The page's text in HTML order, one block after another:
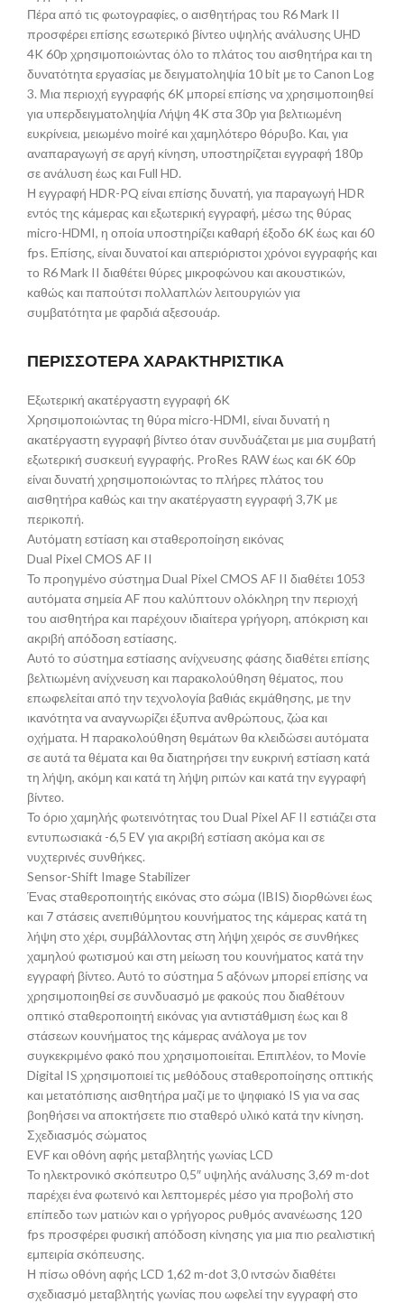
Πέρα από τις φωτογραφίες, ο αισθητήρας του R6 Mark II
προσφέρει επίσης εσωτερικό βίντεο υψηλής ανάλυσης UHD
4K 60p χρησιμοποιώντας όλο το πλάτος του αισθητήρα και τη
δυνατότητα εργασίας με δειγματοληψία 10 bit με το Canon Log
3. Μια περιοχή εγγραφής 6K μπορεί επίσης να χρησιμοποιηθεί
για υπερδειγματοληψία Λήψη 4K στα 30p για βελτιωμένη
ευκρίνεια, μειωμένο moiré και χαμηλότερο θόρυβο. Και, για
αναπαραγωγή σε αργή κίνηση, υποστηρίζεται εγγραφή 180p
σε ανάλυση έως και Full HD.
Η εγγραφή HDR-PQ είναι επίσης δυνατή, για παραγωγή HDR
εντός της κάμερας και εξωτερική εγγραφή, μέσω της θύρας
micro-HDMI, η οποία υποστηρίζει καθαρή έξοδο 6K έως και 60
fps. Επίσης, είναι δυνατοί και απεριόριστοι χρόνοι εγγραφής και
το R6 Mark II διαθέτει θύρες μικροφώνου και ακουστικών,
καθώς και παπούτσι πολλαπλών λειτουργιών για
συμβατότητα με φαρδιά αξεσουάρ.
ΠΕΡΙΣΣΟΤΕΡΑ ΧΑΡΑΚΤΗΡΙΣΤΙΚΑ
Εξωτερική ακατέργαστη εγγραφή 6K
Χρησιμοποιώντας τη θύρα micro-HDMI, είναι δυνατή η
ακατέργαστη εγγραφή βίντεο όταν συνδυάζεται με μια συμβατή
εξωτερική συσκευή εγγραφής. ProRes RAW έως και 6K 60p
είναι δυνατή χρησιμοποιώντας το πλήρες πλάτος του
αισθητήρα καθώς και την ακατέργαστη εγγραφή 3,7K με
περικοπή.
Αυτόματη εστίαση και σταθεροποίηση εικόνας
Dual Pixel CMOS AF II
Το προηγμένο σύστημα Dual Pixel CMOS AF II διαθέτει 1053
αυτόματα σημεία AF που καλύπτουν ολόκληρη την περιοχή
του αισθητήρα και παρέχουν ιδιαίτερα γρήγορη, απόκριση και
ακριβή απόδοση εστίασης.
Αυτό το σύστημα εστίασης ανίχνευσης φάσης διαθέτει επίσης
βελτιωμένη ανίχνευση και παρακολούθηση θέματος, που
επωφελείται από την τεχνολογία βαθιάς εκμάθησης, με την
ικανότητα να αναγνωρίζει έξυπνα ανθρώπους, ζώα και
οχήματα. Η παρακολούθηση θεμάτων θα κλειδώσει αυτόματα
σε αυτά τα θέματα και θα διατηρήσει την ευκρινή εστίαση κατά
τη λήψη, ακόμη και κατά τη λήψη ριπών και κατά την εγγραφή
βίντεο.
Το όριο χαμηλής φωτεινότητας του Dual Pixel AF II εστιάζει στα
εντυπωσιακά -6,5 EV για ακριβή εστίαση ακόμα και σε
νυχτερινές συνθήκες.
Sensor-Shift Image Stabilizer
Ένας σταθεροποιητής εικόνας στο σώμα (IBIS) διορθώνει έως
και 7 στάσεις ανεπιθύμητου κουνήματος της κάμερας κατά τη
λήψη στο χέρι, συμβάλλοντας στη λήψη χειρός σε συνθήκες
χαμηλού φωτισμού και στη μείωση του κουνήματος κατά την
εγγραφή βίντεο. Αυτό το σύστημα 5 αξόνων μπορεί επίσης να
χρησιμοποιηθεί σε συνδυασμό με φακούς που διαθέτουν
οπτικό σταθεροποιητή εικόνας για αντιστάθμιση έως και 8
στάσεων κουνήματος της κάμερας ανάλογα με τον
συγκεκριμένο φακό που χρησιμοποιείται. Επιπλέον, το Movie
Digital IS χρησιμοποιεί τις μεθόδους σταθεροποίησης οπτικής
και μετατόπισης αισθητήρα μαζί με το ψηφιακό IS για να σας
βοηθήσει να αποκτήσετε πιο σταθερό υλικό κατά την κίνηση.
Σχεδιασμός σώματος
EVF και οθόνη αφής μεταβλητής γωνίας LCD
Το ηλεκτρονικό σκόπευτρο 0,5″ υψηλής ανάλυσης 3,69 m-dot
παρέχει ένα φωτεινό και λεπτομερές μέσο για προβολή στο
επίπεδο των ματιών και ο γρήγορος ρυθμός ανανέωσης 120
fps προσφέρει φυσική απόδοση κίνησης για μια πιο ρεαλιστική
εμπειρία σκόπευσης.
Η πίσω οθόνη αφής LCD 1,62 m-dot 3,0 ιντσών διαθέτει
σχεδιασμό μεταβλητής γωνίας που ωφελεί την εγγραφή στο